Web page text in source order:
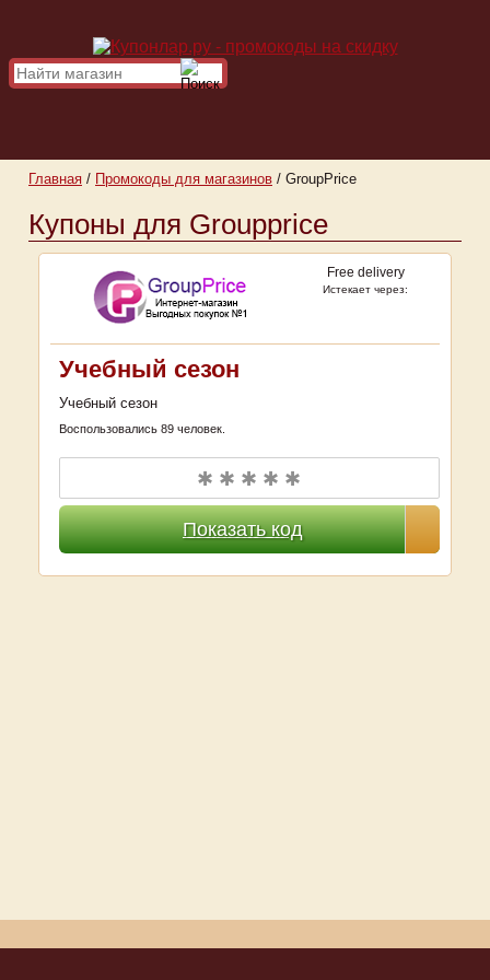
Главная / Промокоды для магазинов / GroupPrice
Купоны для Groupprice
Free delivery
Истекает через:
Учебный сезон
Учебный сезон
Воспользовались 89 человек.
Показать код
✱ ✱ ✱ ✱ ✱